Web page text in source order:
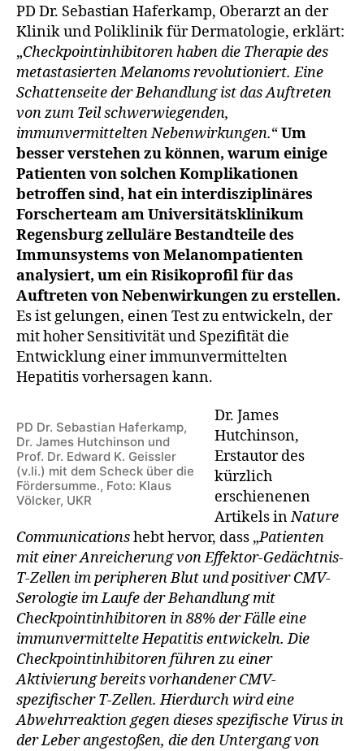
PD Dr. Sebastian Haferkamp, Oberarzt an der
Klinik und Poliklinik für Dermatologie, erklärt:
„Checkpointinhibitoren haben die Therapie des
metastasierten Melanoms revolutioniert. Eine
Schattenseite der Behandlung ist das Auftreten
von zum Teil schwerwiegenden,
immunvermittelten Nebenwirkungen.“Um
besser verstehen zu können, warum einige
Patienten von solchen Komplikationen
betroffen sind, hat ein interdisziplinäres
Forscherteam am Universitätsklinikum
Regensburg zelluläre Bestandteile des
Immunsystems von Melanompatienten
analysiert, um ein Risikoprofil für das
Auftreten von Nebenwirkungen zu erstellen.
Es ist gelungen, einen Test zu entwickeln, der
mit hoher Sensitivität und Spezifität die
Entwicklung einer immunvermittelten
Hepatitis vorhersagen kann.
PD Dr. Sebastian Haferkamp,
Dr. James Hutchinson und
Prof. Dr. Edward K. Geissler
(v.li.) mit dem Scheck über die
Fördersumme., Foto: Klaus
Völcker, UKR
Dr. James
Hutchinson,
Erstautor des
kürzlich
erschienenen
Artikels inNature
Communicationshebt hervor, dass „Patienten
mit einer Anreicherung von Effektor-Gedächtnis-
T-Zellen im peripheren Blut und positiver CMV-
Serologie im Laufe der Behandlung mit
Checkpointinhibitoren in 88% der Fälle eine
immunvermittelte Hepatitis entwickeln. Die
Checkpointinhibitoren führen zu einer
Aktivierung bereits vorhandener CMV-
spezifischer T-Zellen. Hierdurch wird eine
Abwehrreaktion gegen dieses spezifische Virus in
der Leber angestoßen, die den Untergang von